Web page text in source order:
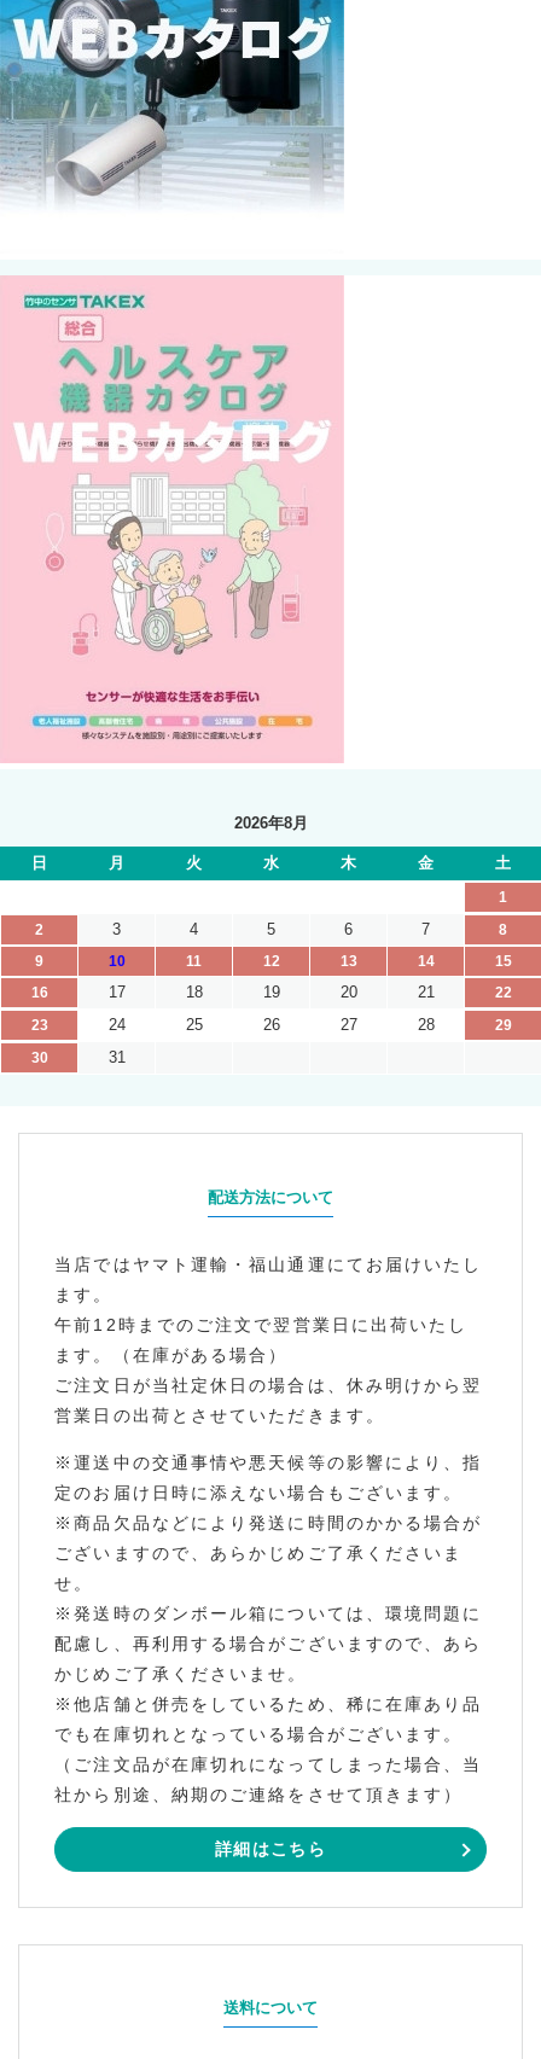
2026年8月
日 月 火 水 木 金 土
1
2
3 4 5 6 7
8
9
10 11 12 13 14
15
16
17 18 19 20 21
22
23
24 25 26 27 28
29
30
31
配送方法について
当店ではヤマト運輸・福山通運にてお届けいたし
ます。
午前12時までのご注文で翌営業日に出荷いたし
ます。（在庫がある場合）
ご注文日が当社定休日の場合は、休み明けから翌
営業日の出荷とさせていただきます。
※運送中の交通事情や悪天候等の影響により、指
定のお届け日時に添えない場合もございます。
※商品欠品などにより発送に時間のかかる場合が
ございますので、あらかじめご了承くださいま
せ。
※発送時のダンボール箱については、環境問題に
配慮し、再利用する場合がございますので、あら
かじめご了承くださいませ。
※他店舗と併売をしているため、稀に在庫あり品
でも在庫切れとなっている場合がございます。
（ご注文品が在庫切れになってしまった場合、当
社から別途、納期のご連絡をさせて頂きます）
詳細はこちら
送料について